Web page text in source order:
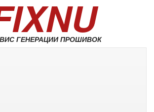
ГЕНЕРАЦИИ ПРОШИВОК